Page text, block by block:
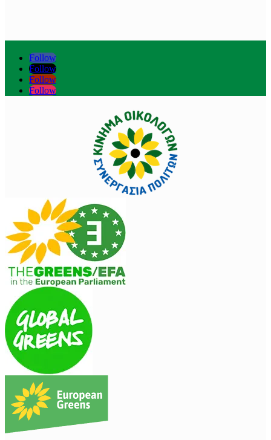
Follow
Follow
Follow
Follow